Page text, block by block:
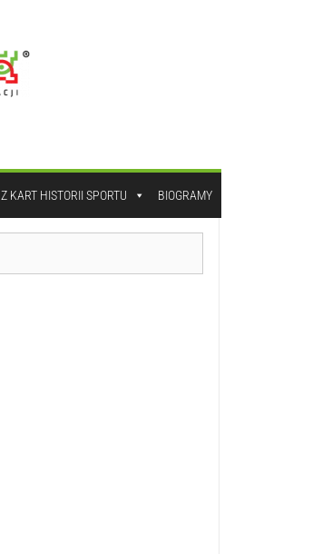
Z KART HISTORII SPORTU BIOGRAMY